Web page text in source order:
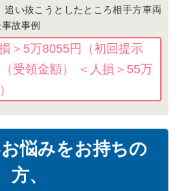
追い抜こうとしたところ相手方車両
故事例
＞5万8055円（初回提示
受領金額） ＜人損＞55万
悩みをお持ちの
方、